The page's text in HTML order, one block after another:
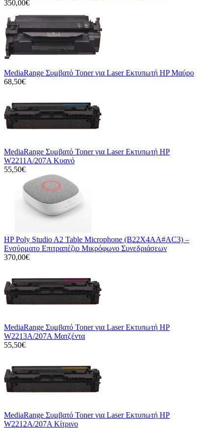
350,00€
MediaRange Συμβατό Toner για Laser Εκτυπωτή HP Μαύρο
68,50€
MediaRange Συμβατό Toner για Laser Εκτυπωτή HP
W2211A/207A Κυανό
55,50€
HP Poly Studio A2 Table Microphone (B22X4AA#AC3) –
Ενσύρματο Επιτραπέζιο Μικρόφωνο Συνεδριάσεων
370,00€
MediaRange Συμβατό Toner για Laser Εκτυπωτή HP
W2213A/207A Ματζέντα
55,50€
MediaRange Συμβατό Toner για Laser Εκτυπωτή HP
W2212A/207A Κίτρινο